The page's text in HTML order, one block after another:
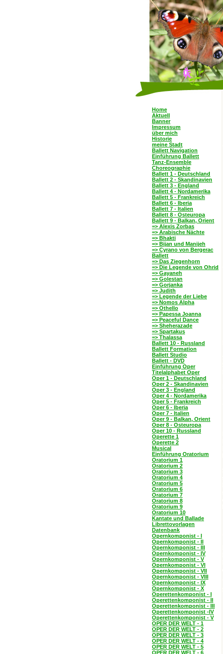
Home
Aktuell
Banner
Impressum
über mich
Historie
meine Stadt
Ballett Navigation
Einführung Ballett
Tanz-Ensemble
Choreographie
Ballett 1 - Deutschland
Ballett 2 - Skandinavien
Ballett 3 - England
Ballett 4 - Nordamerika
Ballett 5 - Frankreich
Ballett 6 - Iberia
Ballett 7 - Italien
Ballett 8 - Osteuropa
Ballett 9 - Balkan, Orient
=> Alexis Zorbas
=> Arabische Nächte
=> Bhakti
=> Bijan und Manijeh
=> Cyrano von Bergerac
Ballett
=> Das Ziegenhorn
=> Die Legende von Ohrid
=> Gayaneh
=> Golestan
=> Gorjanka
=> Judith
=> Legende der Liebe
=> Nomos Alpha
=> Othello
=> Papessa Joanna
=> Peaceful Dance
=> Sheherazade
=> Spartakus
=> Thalassa
Ballett 10 - Russland
Ballett Formation
Ballett Studio
Ballett - DVD
Einführung Oper
Titelalphabet Oper
Oper 1 - Deutschland
Oper 2 - Skandinavien
Oper 3 - England
Oper 4 - Nordamerika
Oper 5 - Frankreich
Oper 6 - Iberia
Oper 7 - Italien
Oper 9 - Balkan, Orient
Oper 8 - Osteuropa
Oper 10 - Russland
Operette 1
Operette 2
Musical
Einführung Oratorium
Oratorium 1
Oratorium 2
Oratorium 3
Oratorium 4
Oratorium 5
Oratorium 6
Oratorium 7
Oratorium 8
Oratorium 9
Oratorium 10
Kantate und Ballade
Librettovorlagen
Datenbank
Opernkomponist - I
Opernkomponist - II
Opernkomponist - III
Opernkomponist - IV
Opernkomponist - V
Opernkomponist - VI
Opernkomponist - VII
Opernkomponist - VIII
Opernkomponist - IX
Opernkomponist - X
Operettenkomponist - I
Operettenkomponist - II
Operettenkomponist - III
Operettenkomponist -IV
Operettenkomponist - V
OPER DER WELT - 1
OPER DER WELT - 2
OPER DER WELT - 3
OPER DER WELT - 4
OPER DER WELT - 5
OPER DER WELT - 6